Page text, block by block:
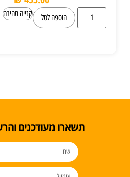
הוספה לסל קנייה מהירה
תשארו מעודכנים